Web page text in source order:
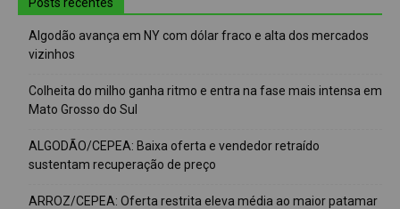
Algodão avança em NY com dólar fraco e alta dos mercados
vizinhos
Colheita do milho ganha ritmo e entra na fase mais intensa em
Mato Grosso do Sul
ALGODÃO/CEPEA: Baixa oferta e vendedor retraído
sustentam recuperação de preço
ARROZ/CEPEA: Oferta restrita eleva média ao maior patamar